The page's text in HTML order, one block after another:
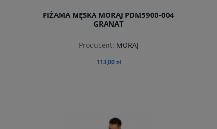
PIŻAMA MĘSKA MORAJ PDM5900-004
GRANAT
Producent: MORAJ
113,00 zł
do koszyka